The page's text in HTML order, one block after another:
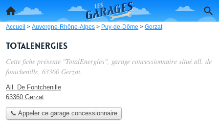
Accueil > Auvergne-Rhône-Alpes > Puy-de-Dôme > Gerzat
TotalEnergies
Cette fiche présente "TotalEnergies", garage concessionnaire situé all. de
fontchenille, 63360 Gerzat.
All. De Fontchenille
63360 Gerzat
📞 Appeler ce garage concessionnaire